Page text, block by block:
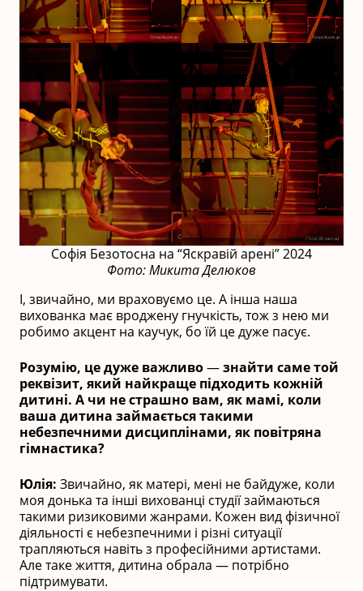
Софія Безотосна на “Яскравій арені” 2024
Фото: Микита Делюков
І, звичайно, ми враховуємо це. А інша наша
вихованка має вроджену гнучкість, тож з нею ми
робимо акцент на каучук, бо їй це дуже пасує.
Розумію, це дуже важливо—знайти саме той
реквізит, який найкраще підходить кожній
дитині. А чи не страшно вам, як мамі, коли
ваша дитина займається такими
небезпечними дисциплінами, як повітряна
гімнастика?
Юлія: Звичайно, як матері, мені не байдуже, коли
моя донька та інші вихованці студії займаються
такими ризиковими жанрами. Кожен вид фізичної
діяльності є небезпечними і різні ситуації
трапляються навіть з професійними артистами.
Але таке життя, дитина обрала — потрібно
підтримувати.